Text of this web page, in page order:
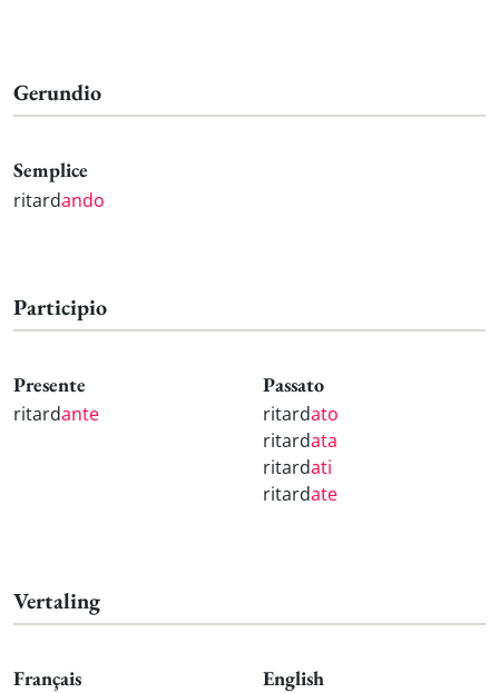
Gerundio
Semplice
ritardando
Participio
Presente
ritardante
Passato
ritardato
ritardata
ritardati
ritardate
Vertaling
Français English